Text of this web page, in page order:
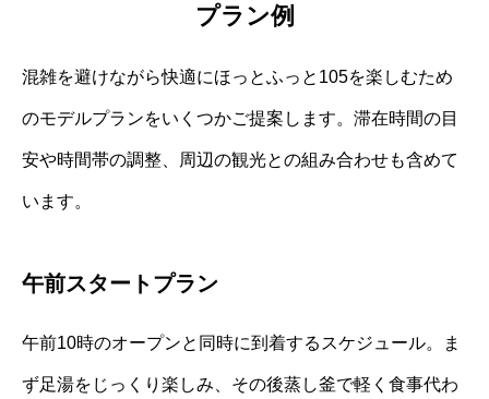
プラン例
混雑を避けながら快適にほっとふっと105を楽しむため
のモデルプランをいくつかご提案します。滞在時間の目
安や時間帯の調整、周辺の観光との組み合わせも含めて
います。
午前スタートプラン
午前10時のオープンと同時に到着するスケジュール。ま
ず足湯をじっくり楽しみ、その後蒸し釜で軽く食事代わ